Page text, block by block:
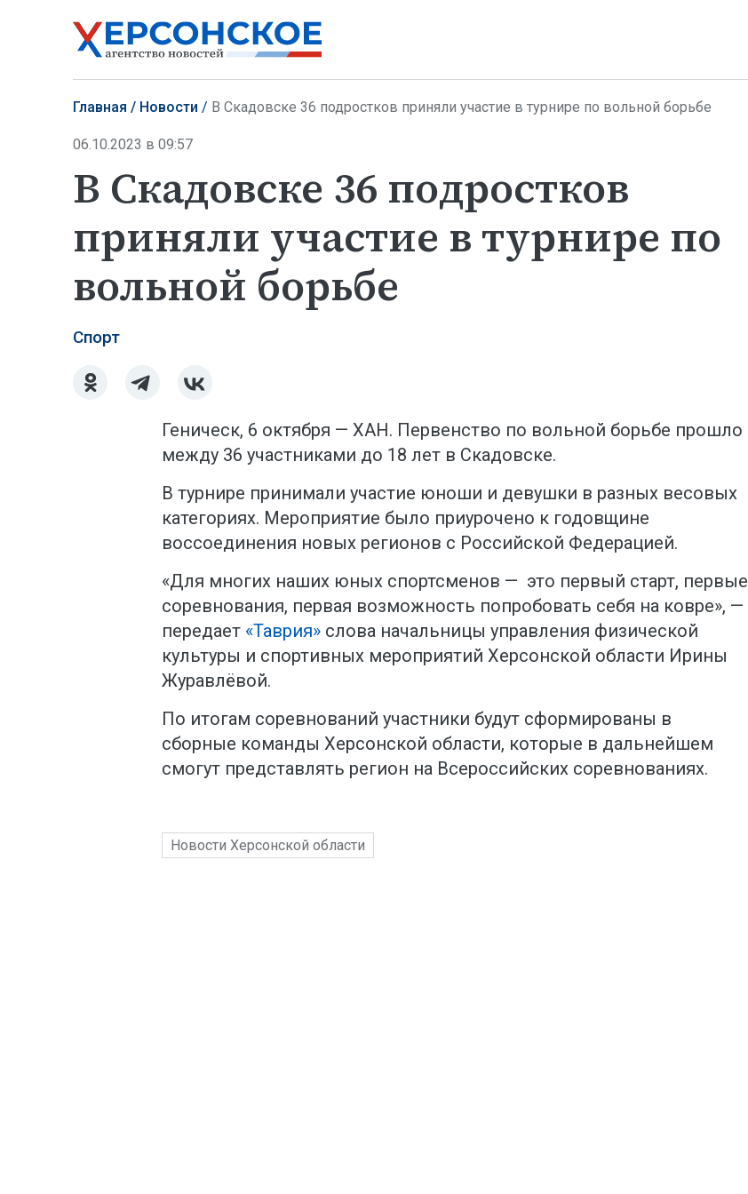
Главная Новости В Скадовске 36 подростков приняли участие в турнире по вольной борьбе
06.10.2023 в 09:57
В Скадовске 36 подростков
приняли участие в турнире по
вольной борьбе
Спорт
Геническ, 6 октября — ХАН. Первенство по вольной борьбе прошло
между 36 участниками до 18 лет в Скадовске.
В турнире принимали участие юноши и девушки в разных весовых
категориях. Мероприятие было приурочено к годовщине
воссоединения новых регионов с Российской Федерацией.
«Для многих наших юных спортсменов — это первый старт, первые
соревнования, первая возможность попробовать себя на ковре», —
передает «Таврия» слова начальницы управления физической
культуры и спортивных мероприятий Херсонской области Ирины
Журавлёвой.
По итогам соревнований участники будут сформированы в
сборные команды Херсонской области, которые в дальнейшем
смогут представлять регион на Всероссийских соревнованиях.
Новости Херсонской области